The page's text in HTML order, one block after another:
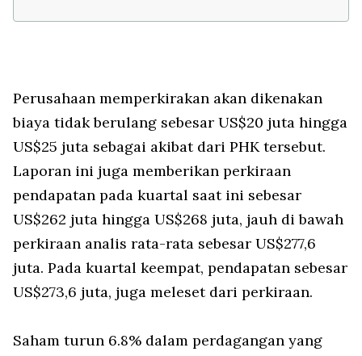
Perusahaan memperkirakan akan dikenakan
biaya tidak berulang sebesar US$20 juta hingga
US$25 juta sebagai akibat dari PHK tersebut.
Laporan ini juga memberikan perkiraan
pendapatan pada kuartal saat ini sebesar
US$262 juta hingga US$268 juta, jauh di bawah
perkiraan analis rata-rata sebesar US$277,6
juta. Pada kuartal keempat, pendapatan sebesar
US$273,6 juta, juga meleset dari perkiraan.
Saham turun 6.8% dalam perdagangan yang